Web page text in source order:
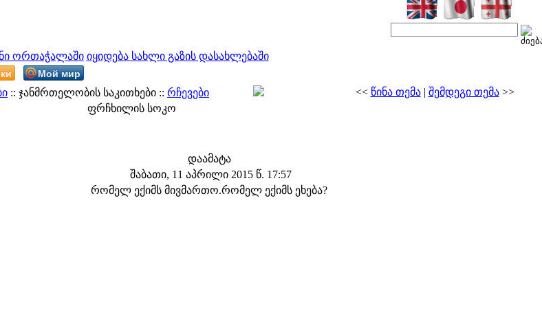
ორთაჭალაში იყიდება სახლი გაზის დასახლებაში
Мой мир
:: ჯანმრთელობის საკითხები :: რჩევები << წინა თემა| შემდეგი თემა>>
ფრჩხილის სოკო
დაამატა
შაბათი, 11 აპრილი 2015 წ. 17:57
რომელ ექიმს მივმართო.რომელ ექიმს ეხება?